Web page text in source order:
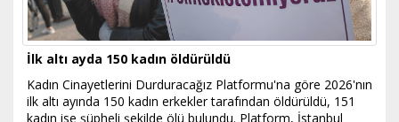
İlk altı ayda 150 kadın öldürüldü
Kadın Cinayetlerini Durduracağız Platformu'na göre 2026'nın
ilk altı ayında 150 kadın erkekler tarafından öldürüldü, 151
kadın ise şüpheli şekilde ölü bulundu. Platform, İstanbul